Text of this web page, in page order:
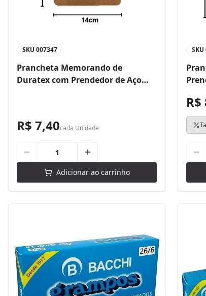
SKU 007347
Prancheta Memorando de
Duratex com Prendedor de Aço
R$ 7,40cada Unidade
Adicionar ao carrinho
SKU
R$